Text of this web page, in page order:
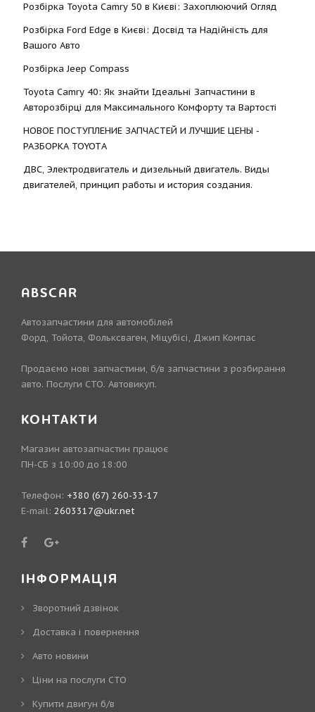
Розбірка Toyota Camry 50 в Києві: Захоплюючий Огляд
Розбірка Ford Edge в Києві: Досвід та Надійність для
Вашого Авто
Розбірка Jeep Compass
Toyota Camry 40: Як знайти Ідеальні Запчастини в
Авторозбірці для Максимального Комфорту та Вартості
НОВОЕ ПОСТУПЛЕНИЕ ЗАПЧАСТЕЙ И ЛУЧШИЕ ЦЕНЫ -
РАЗБОРКА TOYOTА
ДВС, Электродвигатель и дизельный двигатель. Виды
двигателей, принцип работы и история создания.
ABSCAR
Автозапчастини для автомобілей
Форд, Тойота, Фольксваген, Міцубісі, Джип Компас
Продаємо нові запчастини, б/в запчастини з розбирання
авто. Послуги СТО. Автовикуп.
КОНТАКТИ
Магазин автозапчастин працює
ПН-СБ з 10:00 до 18:00
Телефон: +380 (67) 260-33-17
E-mail: 2603317@ukr.net
ІНФОРМАЦІЯ
Зворотний дзвінок
Доставка і повернення
Авто новини
Ціни на послуги СТО
Купити двигун б/в